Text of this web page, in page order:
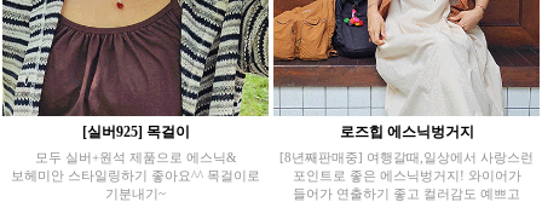
[실버925] 목걸이
모두 실버+원석 제품으로 에스닉&
보헤미안 스타일링하기 좋아요^^ 목걸이로
기분내기~
로즈힙 에스닉벙거지
[8년째판매중] 여행갈때,일상에서 사랑스런
포인트로 좋은 에스닉벙거지! 와이어가
들어가 연출하기 좋고 컬러감도 예쁘고